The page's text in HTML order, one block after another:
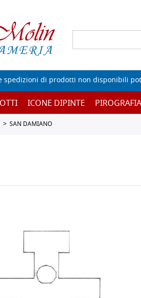
spedizioni di prodotti non disponibili
ICONE DIPINTE PIROGRAFIA
SAN DAMIANO